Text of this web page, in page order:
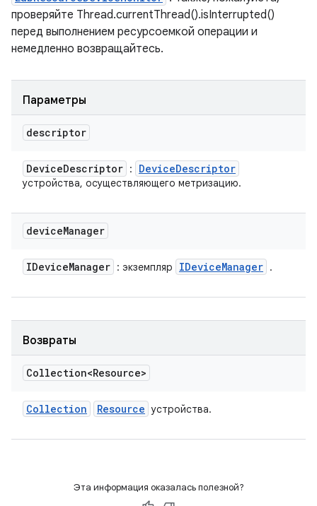
проверяйте Thread.currentThread().isInterrupted()
перед выполнением ресурсоемкой операции и
немедленно возвращайтесь.
Параметры
descriptor
DeviceDescriptor : DeviceDescriptor
устройства, осуществляющего метризацию.
deviceManager
IDeviceManager : экземпляр IDeviceManager .
Возвраты
Collection<Resource>
Collection Resource устройства.
Эта информация оказалась полезной?